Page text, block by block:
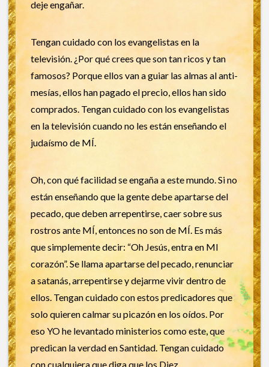
deje engañar.
Tengan cuidado con los evangelistas en la
televisión. ¿Por qué crees que son tan ricos y tan
famosos? Porque ellos van a guiar las almas al anti-
mesías, ellos han pagado el precio, ellos han sido
comprados. Tengan cuidado con los evangelistas
en la televisión cuando no les están enseñando el
judaísmo de MÍ.
Oh, con qué facilidad se engaña a este mundo. Si no
están enseñando que la gente debe apartarse del
pecado, que deben arrepentirse, caer sobre sus
rostros ante MÍ, entonces no son de MÍ. Es más
que simplemente decir: “Oh Jesús, entra en MI
corazón”. Se llama apartarse del pecado, renunciar
a satanás, arrepentirse y dejarme vivir dentro de
ellos. Tengan cuidado con estos predicadores que
solo quieren calmar su picazón en los oídos. Por
eso YO he levantado ministerios como este, que
predican la verdad en Santidad. Tengan cuidado
con cualquiera que diga que los Diez